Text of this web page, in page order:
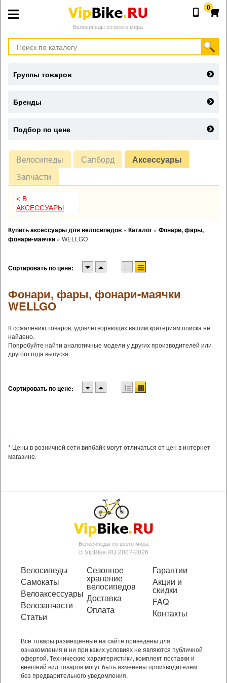
Велосипеды со всего мира
0
Велосипеды Сапборд
Аксессуары
Запчасти
< В
АКСЕССУАРЫ
Купить аксессуары для велосипедов » Каталог » Фонари, фары,
фонари-маячки » WELLGO
Сортировать по цене:
Фонари, фары, фонари-маячки
WELLGO
К сожалению товаров, удовлетворяющих вашим критериям поиска не
найдено.
Попробуйте найти аналогичные модели у других производителей или
другого года выпуска.
Сортировать по цене:
* Цены в розничной сети випбайк могут отличаться от цен в интернет
магазине.
Группы товаров
Бренды
Подбор по цене
Велосипеды со всего мира
© VipBike.RU 2007-2026
Велосипеды
Самокаты
Велоаксессуары
Велозапчасти
Статьи
Сезонное
хранение
велосипедов
Доставка
Оплата
Гарантии
Акции и
скидки
FAQ
Контакты
Все товары размещенные на сайте приведены для
ознакомления и ни при каких условиях не являются публичной
офертой. Технические характеристики, комплект поставки и
внешний вид товаров могут быть изменены производителем
без предварительного уведомления.